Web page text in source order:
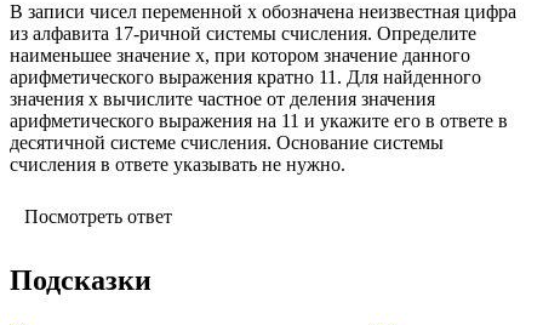
В записи чисел переменной x обозначена неизвестная цифра
из алфавита 17-ричной системы счисления. Определите
наименьшее значение x, при котором значение данного
арифметического выражения кратно 11. Для найденного
значения x вычислите частное от деления значения
арифметического выражения на 11 и укажите его в ответе в
десятичной системе счисления. Основание системы
счисления в ответе указывать не нужно.
Посмотреть ответ
Подсказки